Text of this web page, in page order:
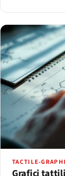
TACTILE-